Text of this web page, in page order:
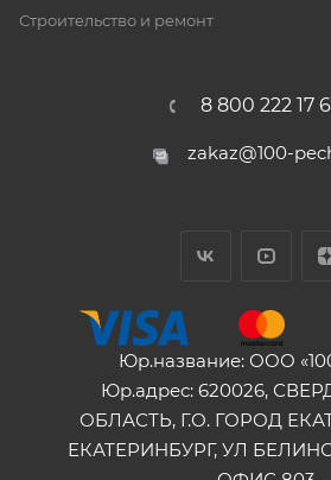
Строительство и ремонт
8 800 222 17
zakaz@100-
Юр.название: ООО
Юр.адрес: 620026,
ОБЛАСТЬ, Г.О. ГОРОД
ЕКАТЕРИНБУРГ, УЛ